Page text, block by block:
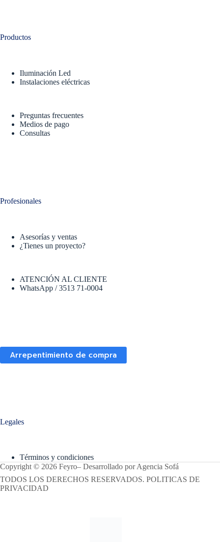
Productos
Iluminación Led
Instalaciones eléctricas
Preguntas frecuentes
Medios de pago
Consultas
Profesionales
Asesorías y ventas
¿Tienes un proyecto?
ATENCIÓN AL CLIENTE
WhatsApp / 3513 71-0004
Arrepentimiento de compra
Legales
Términos y condiciones
Copyright © 2026 Feyro– Desarrollado porAgencia Sofá
TODOS LOS DERECHOS RESERVADOS. POLITICAS DE
PRIVACIDAD